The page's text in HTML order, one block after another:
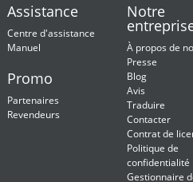
Assistance
Centre d'assistance
Manuel
Promo
Partenaires
Revendeurs
Notre
À propos de
Presse
Blog
Avis
Traduire
Contacter
Contrat de
Politique de
confidentialité
Gestionnaire